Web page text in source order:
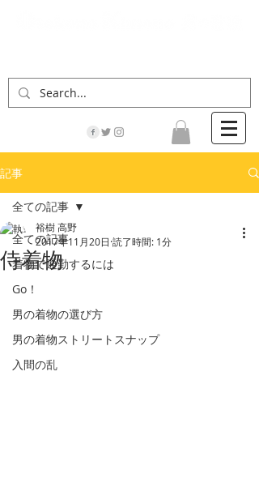
記事
全ての記事
着物で通勤するには
Go！
男の着物の選び方
男の着物ストリートスナップ
入間の乱
全ての記事
侍着物
裕樹 高野
2017年11月20日 読了時間: 1分